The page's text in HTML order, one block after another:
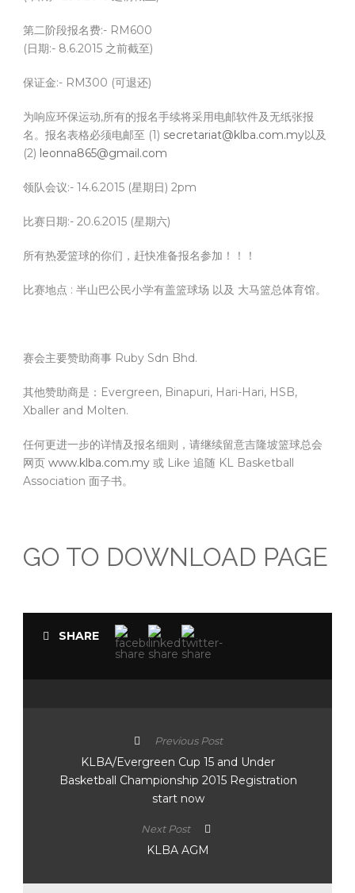
第二阶段报名费:- RM600
(日期:- 8.6.2015 之前截至)
保证金:- RM300 (可退还)
为响应环保运动,所有的报名手续将采用电邮软件及无纸张报
名。报名表格必须电邮至 (1) secretariat@klba.com.my以及
(2) leonna865@gmail.com
领队会议:- 14.6.2015 (星期日) 2pm
比赛日期:- 20.6.2015 (星期六)
所有热爱篮球的你们，赶快准备报名参加！！！
比赛地点 : 半山巴公民小学有盖篮球场 以及 大马篮总体育馆。
赛会主要赞助商事 Ruby Sdn Bhd.
其他赞助商是：Evergreen, Binapuri, Hari-Hari, HSB,
Xballer and Molten.
任何更进一步的详情及报名细则，请继续留意吉隆坡篮球总会
网页 www.klba.com.my 或 Like 追随 KL Basketball
Association 面子书。
GO TO DOWNLOAD PAGE
SHARE
Previous Post
KLBA/Evergreen Cup 15 and Under
Basketball Championship 2015 Registration
start now
Next Post
KLBA AGM